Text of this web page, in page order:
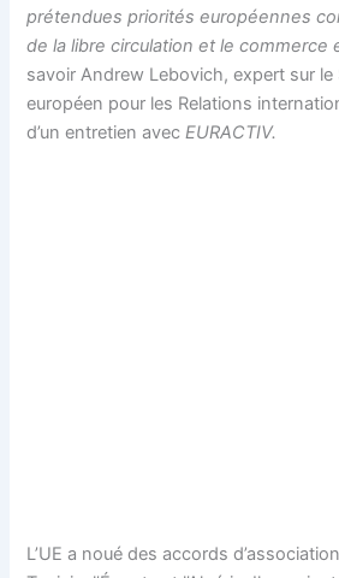
prétendues priorités européennes
de la libre circulation et le commerce
savoir Andrew Lebovich, expert sur le
européen pour les Relations
d’un entretien avecEURACTIV.
L’UE a noué des accords